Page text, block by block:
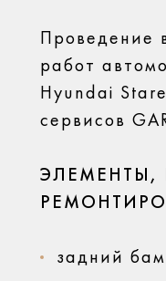
Проведение
работ
Hyundai
сервисов
ЭЛЕМЕНТЫ,
задний